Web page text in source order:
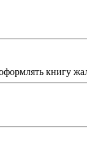
книгу